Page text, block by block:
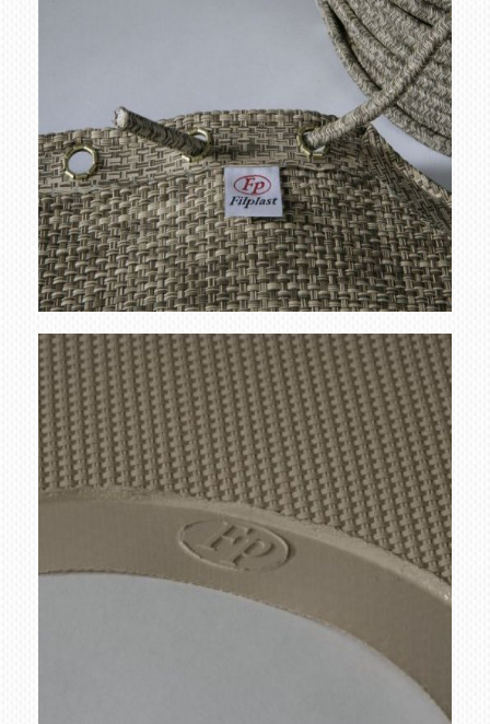
recambio goma
montaje1 min
Ampliar